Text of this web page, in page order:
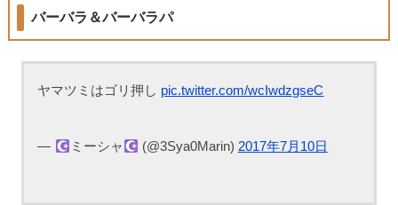
バーバラ＆バーバラパ
ヤマツミはゴリ押し pic.twitter.com/wcIwdzgseC
— ミーシャ (@3Sya0Marin) 2017年7月10日